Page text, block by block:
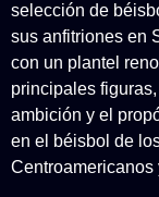
selección de
sus anfitriones en
con un plantel
principales
ambición y el
en el béisbol de
Centroamericanos